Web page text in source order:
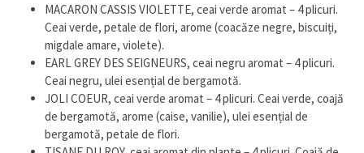
MACARON CASSIS VIOLETTE, ceai verde aromat – 4 plicuri.
Ceai verde, petale de flori, arome (coacăze negre, biscuiți,
migdale amare, violete).
EARL GREY DES SEIGNEURS, ceai negru aromat – 4 plicuri.
Ceai negru, ulei esențial de bergamotă.
JOLI COEUR, ceai verde aromat – 4 plicuri. Ceai verde, coajă
de bergamotă, arome (caise, vanilie), ulei esențial de
bergamotă, petale de flori.